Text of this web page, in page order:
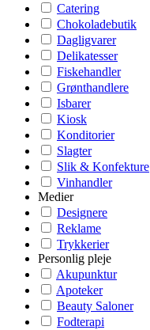
Catering
Chokoladebutik
Dagligvarer
Delikatesser
Fiskehandler
Grønthandlere
Isbarer
Kiosk
Konditorier
Slagter
Slik & Konfekture
Vinhandler
Medier
Designere
Reklame
Trykkerier
Personlig pleje
Akupunktur
Apoteker
Beauty Saloner
Fodterapi